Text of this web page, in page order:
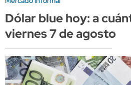
Dólar blue hoy: a
viernes 7 de agosto